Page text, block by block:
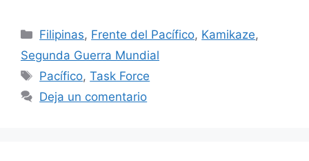
Categorías
Filipinas, Frente del Pacífico, Kamikaze,
Segunda Guerra Mundial
Etiquetas
Pacífico,Task Force
Deja un comentario